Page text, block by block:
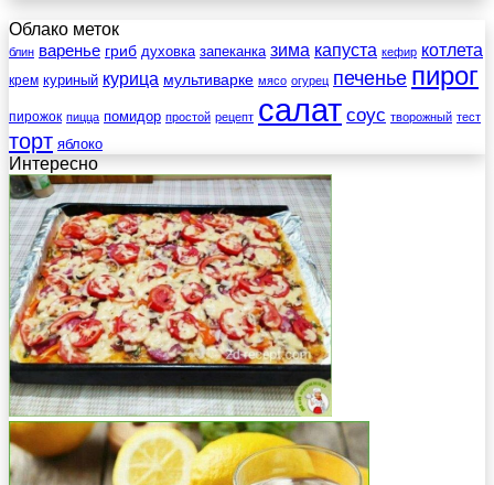
Облако меток
блин варенье гриб духовка запеканка зима капуста кефир котлета
крем куриный курица мультиварке мясо огурец печенье пирог
пирожок пицца помидор простой рецепт салат соус творожный тест
торт яблоко
Интересно